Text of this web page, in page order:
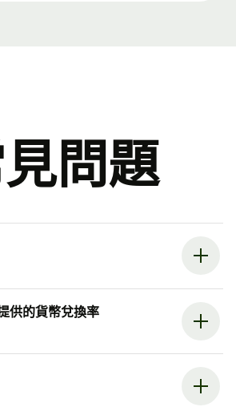
問題
供的貨幣兌換率